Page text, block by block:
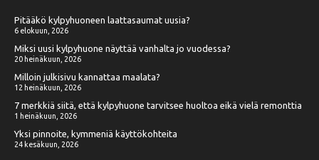
Pitääkö kylpyhuoneen laattasaumat uusia?
6 elokuun, 2026
Miksi uusi kylpyhuone näyttää vanhalta jo vuodessa?
20 heinäkuun, 2026
Milloin julkisivu kannattaa maalata?
12 heinäkuun, 2026
7 merkkiä siitä, että kylpyhuone tarvitsee huoltoa eikä vielä remonttia
1 heinäkuun, 2026
Yksi pinnoite, kymmeniä käyttökohteita
24 kesäkuun, 2026